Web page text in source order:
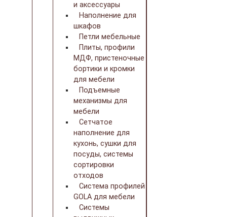
и аксессуары
Наполнение для
шкафов
Петли мебельные
Плиты, профили
МДФ, пристеночные
бортики и кромки
для мебели
Подъемные
механизмы для
мебели
Сетчатое
наполнение для
кухонь, сушки для
посуды, системы
сортировки
отходов
Система профилей
GOLA для мебели
Системы